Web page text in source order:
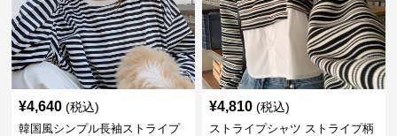
¥4,640 (税込)
韓国風シンプル長袖ストライプ
¥4,810 (税込)
ストライプシャツ ストライプ柄